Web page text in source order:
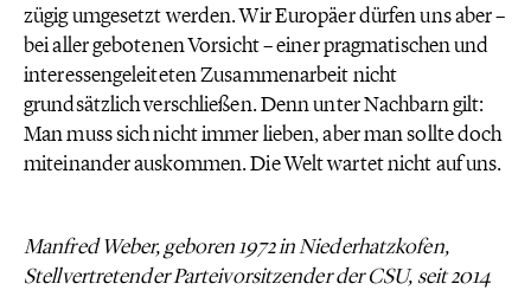
zügig umgesetzt werden. Wir Europäer dürfen uns aber –
bei aller gebotenen Vorsicht – einer pragmatischen und
interessengeleiteten Zusammenarbeit nicht
grundsätzlich verschließen. Denn unter Nachbarn gilt:
Man muss sich nicht immer lieben, aber man sollte doch
miteinander auskommen. Die Welt wartet nicht auf uns.
Manfred Weber, geboren 1972 in Niederhatzkofen,
Stellvertretender Parteivorsitzender der CSU, seit 2014